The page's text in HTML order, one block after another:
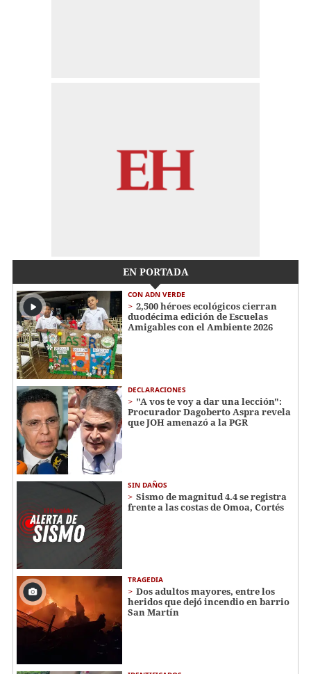
EN PORTADA
CON ADN VERDE
2,500 héroes ecológicos cierran
duodécima edición de Escuelas
Amigables con el Ambiente 2026
DECLARACIONES
"A vos te voy a dar una lección":
Procurador Dagoberto Aspra revela
que JOH amenazó a la PGR
SIN DAÑOS
Sismo de magnitud 4.4 se registra
frente a las costas de Omoa, Cortés
TRAGEDIA
Dos adultos mayores, entre los
heridos que dejó incendio en barrio
San Martín